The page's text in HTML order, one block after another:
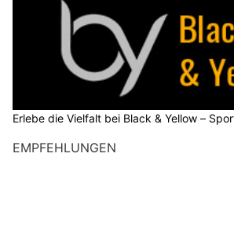
Erlebe die Vielfalt bei Black & Yellow –
EMPFEHLUNGEN